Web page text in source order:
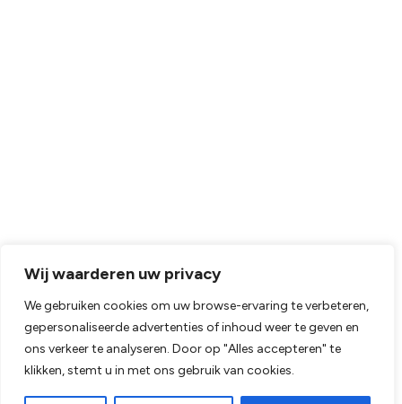
Wij waarderen uw privacy
We gebruiken cookies om uw browse-ervaring te verbeteren,
gepersonaliseerde advertenties of inhoud weer te geven en
ons verkeer te analyseren. Door op "Alles accepteren" te
klikken, stemt u in met ons gebruik van cookies.